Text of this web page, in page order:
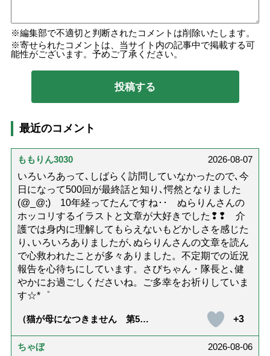
編集部で不適切と判断されたコメントは削除いたします。
寄せられたコメントは、当サイト内の記事中で掲載する可
能性がございます。予めご了承ください。
最近のコメント
ももりん3030
2026-08-07
いろいろあって､しばらく訪問していなかったので､今
日になって500回が最終話と知り､愕然となりました
(@_@;) 10年経ってたんですね･･ ぬらりんさんの
ホッコリするイラストと文章が大好きでした❢❢ 介
護では身内に理解してもらえないもどかしさを感じた
り､いろいろありましたが､ぬらりんさんの文章を読ん
で心救われたことが多々ありました。不定期での近況
報告を心待ちにしています。さびちゃん・隊長と､健
やかにお過ごしくださいね。ご多幸をお祈りしていま
す☆*゜
（猫が母になつきません 第500
+3
ちゃぼ 2026-08-06